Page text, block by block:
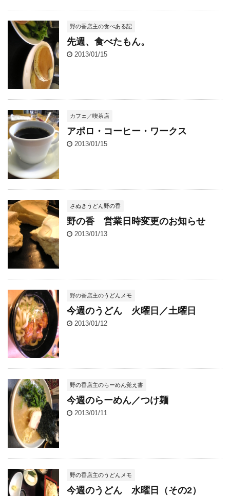
野の香店主の食べある記
先週、食べたもん。
2013/01/15
カフェ／喫茶店
アポロ・コーヒー・ワークス
2013/01/15
さぬきうどん野の香
野の香 営業日時変更のお知らせ
2013/01/13
野の香店主のうどんメモ
今週のうどん 火曜日／土曜日
2013/01/12
野の香店主のらーめん覚え書
今週のらーめん／つけ麺
2013/01/11
野の香店主のうどんメモ
今週のうどん 水曜日（その2）